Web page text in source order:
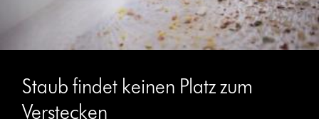
Staub findet keinen Platz zum
Verstecken